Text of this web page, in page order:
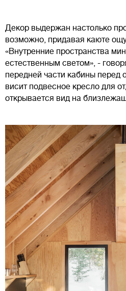
Декор выдержан настолько
возможно, придавая каюте
«Внутренние пространства
естественным светом», -
передней части кабины перед
висит подвесное кресло для
открывается вид на